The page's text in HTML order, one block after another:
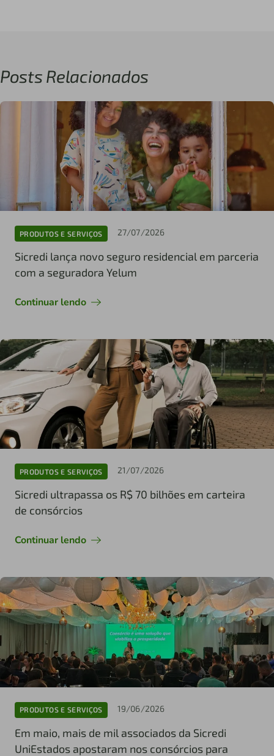
Posts Relacionados
PRODUTOS E SERVIÇOS 27/07/2026
Sicredi lança novo seguro residencial em parceria
com a seguradora Yelum
Continuar lendo
PRODUTOS E SERVIÇOS 21/07/2026
Sicredi ultrapassa os R$ 70 bilhões em carteira
de consórcios
Continuar lendo
PRODUTOS E SERVIÇOS 19/06/2026
Em maio, mais de mil associados da Sicredi
UniEstados apostaram nos consórcios para